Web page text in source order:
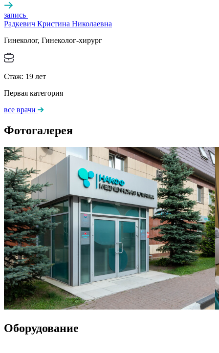
запись
Радкевич Кристина Николаевна
Гинеколог, Гинеколог-хирург
Стаж: 19 лет
Первая категория
все врачи
Фотогалерея
Оборудование